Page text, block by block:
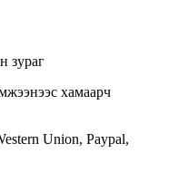
зураг
хамаарч
Union, Paypal,